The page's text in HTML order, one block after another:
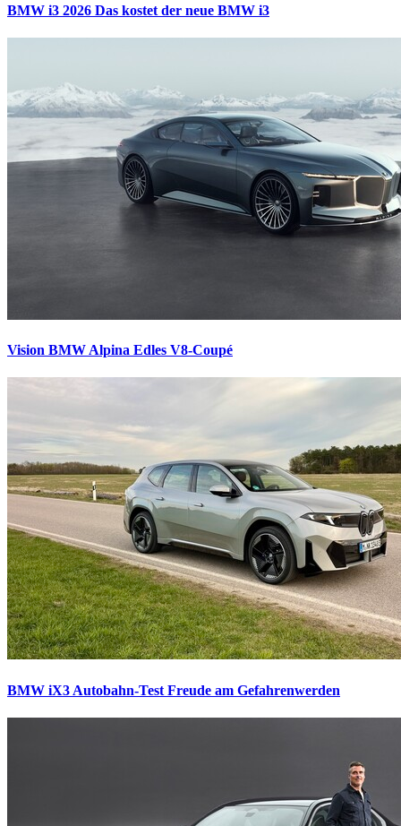
BMW i3 2026 Das kostet der neue BMW i3
Vision BMW Alpina Edles V8-Coupé
BMW iX3 Autobahn-Test Freude am Gefahrenwerden